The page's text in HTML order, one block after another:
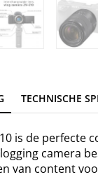
TECHNISCHE
is de perfecte
camera
van content